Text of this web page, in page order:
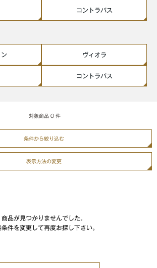
コントラバス
ン ヴィオラ
コントラバス
対象商品 0 件
条件から絞り込む
表示方法の変更
商品が見つかりませんでした。
条件を変更して再度お探し下さい。